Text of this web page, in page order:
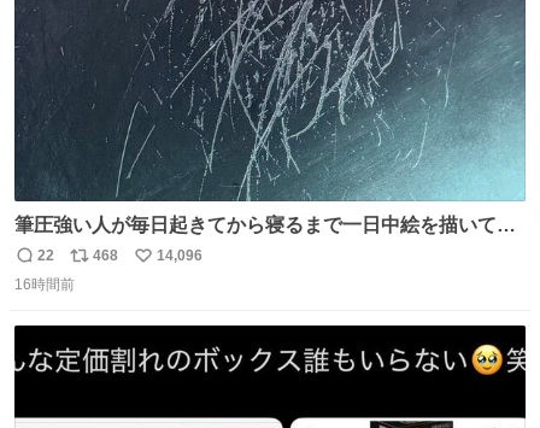
筆圧強い人が毎日起きてから寝るまで一日中絵を描いてる
とこうなる。 異常事態です。
返
信
22
リ
ポ
ト
数
468
い
数
14,096
16時間前